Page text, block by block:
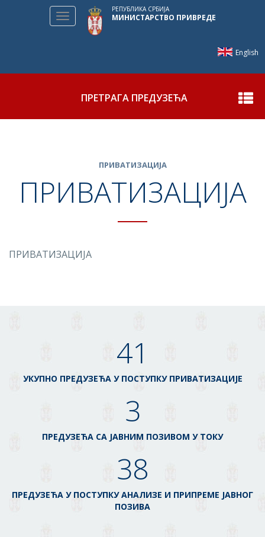
English
Toggle
navigation
РЕПУБЛИКА СРБИЈА
МИНИСТАРСТВО ПРИВРЕДЕ
ПРЕТРАГА ПРЕДУЗЕЋА
ПРИВАТИЗАЦИЈА
ПРИВАТИЗАЦИЈА
ПРИВАТИЗАЦИЈА
41
УКУПНО ПРЕДУЗЕЋА У ПОСТУПКУ ПРИВАТИЗАЦИЈЕ
3
ПРЕДУЗЕЋА СА ЈАВНИМ ПОЗИВОМ У ТОКУ
38
ПРЕДУЗЕЋА У ПОСТУПКУ АНАЛИЗЕ И ПРИПРЕМЕ ЈАВНОГ
ПОЗИВА